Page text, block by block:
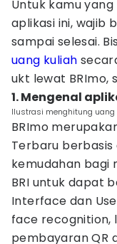
Untuk kamu
aplikasi ini, wajib
sampai selesai.
uang kuliah
ukt lewat BRImo,
1. Mengenal
Ilustrasi menghitung uang
BRImo
Terbaru
kemudahan bagi
BRI untuk dapat
Interface dan
face recognition,
pembayaran QR